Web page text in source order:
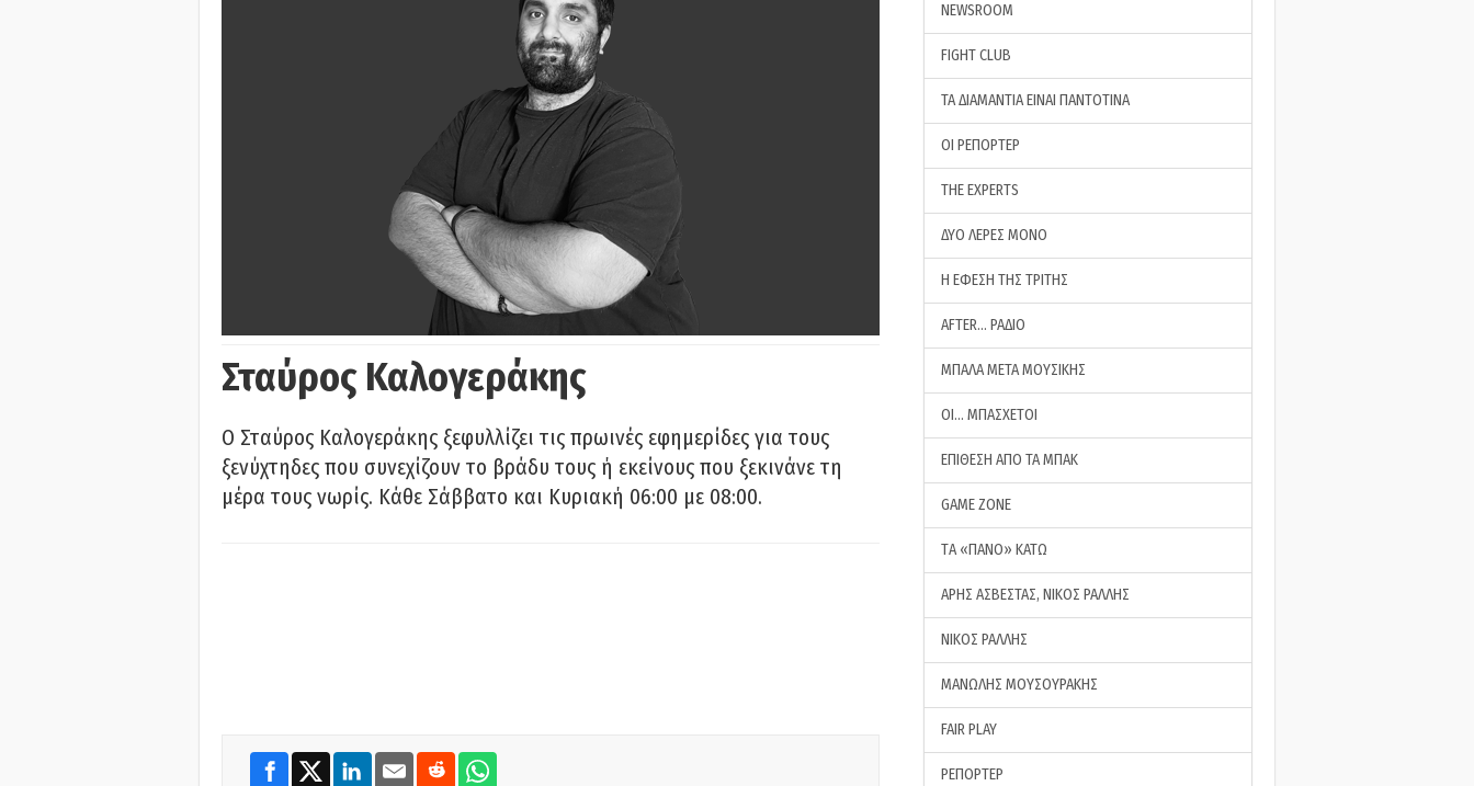
Σταύρος Καλογεράκης
Ο Σταύρος Καλογεράκης ξεφυλλίζει τις πρωινές εφημερίδες για τους
ξενύχτηδες που συνεχίζουν το βράδυ τους ή εκείνους που ξεκινάνε τη
μέρα τους νωρίς. Κάθε Σάββατο και Κυριακή 06:00 με 08:00.
NEWSROOM
FIGHT CLUB
ΤΑ ΔΙΑΜΑΝΤΙΑ ΕΙΝΑΙ ΠΑΝΤΟΤΙΝΑ
ΟΙ ΡΕΠΟΡΤΕΡ
THE EXPERTS
ΔΥΟ ΛΕΡΕΣ ΜΟΝΟ
Η ΕΦΕΣΗ ΤΗΣ ΤΡΙΤΗΣ
AFTER… ΡΑΔΙΟ
ΜΠΑΛΑ ΜΕΤΑ ΜΟΥΣΙΚΗΣ
ΟΙ… ΜΠΑΣΧΕΤΟΙ
ΕΠΙΘΕΣΗ ΑΠΟ ΤΑ ΜΠΑΚ
GAME ZONE
ΤA «ΠΑΝΟ» ΚΑΤΩ
ΑΡΗΣ ΑΣΒΕΣΤΑΣ, ΝΙΚΟΣ ΡΑΛΛΗΣ
ΝΙΚΟΣ ΡΑΛΛΗΣ
ΜΑΝΩΛΗΣ ΜΟΥΣΟΥΡΑΚΗΣ
FAIR PLAY
ΡΕΠΟΡΤΕΡ